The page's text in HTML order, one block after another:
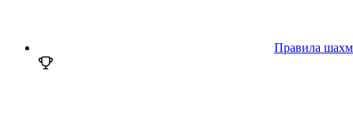
Правила